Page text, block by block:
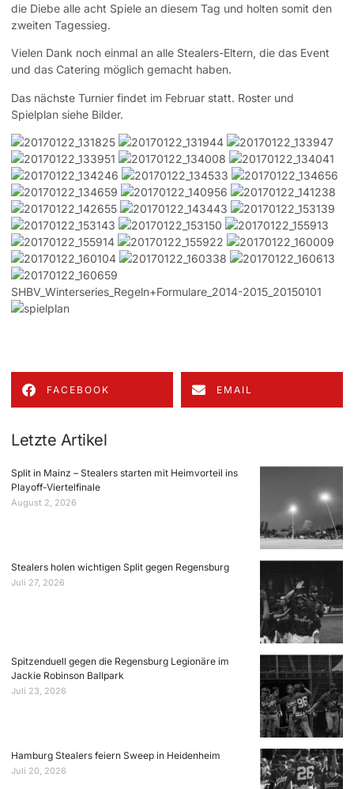
die Diebe alle acht Spiele an diesem Tag und holten somit den
zweiten Tagessieg.
Vielen Dank noch einmal an alle Stealers-Eltern, die das Event
und das Catering möglich gemacht haben.
Das nächste Turnier findet im Februar statt. Roster und
Spielplan siehe Bilder.
SHBV_Winterseries_Regeln+Formulare_2014-2015_20150101
FACEBOOK EMAIL
Letzte Artikel
Split in Mainz – Stealers starten mit Heimvorteil ins
Playoff-Viertelfinale
August 2, 2026
Stealers holen wichtigen Split gegen Regensburg
Juli 27, 2026
Spitzenduell gegen die Regensburg Legionäre im
Jackie Robinson Ballpark
Juli 23, 2026
Hamburg Stealers feiern Sweep in Heidenheim
Juli 20, 2026